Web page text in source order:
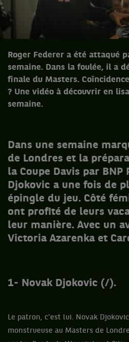
Roger Federer a été attaqué
semaine. Dans la foulée, il a
finale du Masters.
? Une vidéo à découvrir en
semaine.
Dans une semaine
de Londres et la
la Coupe Davis par BNP
Djokovic a une fois de
épingle du jeu. Côté
ont profité de leurs
leur manière. Avec un
Victoria Azarenka et
1- Novak Djokovic (/).
Le patron, c'est lui. Novak
monstrueuse au Masters de